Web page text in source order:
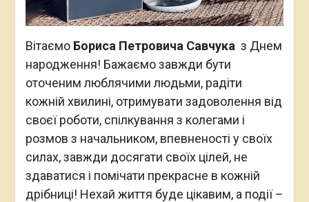
Вітаємо Бориса Петровича Савчука з Днем
народження! Бажаємо завжди бути
оточеним люблячими людьми, радіти
кожній хвилині, отримувати задоволення від
своєї роботи, спілкування з колегами і
розмов з начальником, впевненості у своїх
силах, завжди досягати своїх цілей, не
здаватися і помічати прекрасне в кожній
дрібниці! Нехай життя буде цікавим, а події –